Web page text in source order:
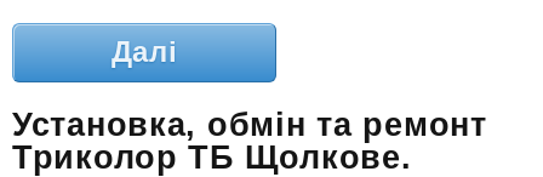
Далі
Установка, обмін та ремонт
Триколор ТБ Щолкове.